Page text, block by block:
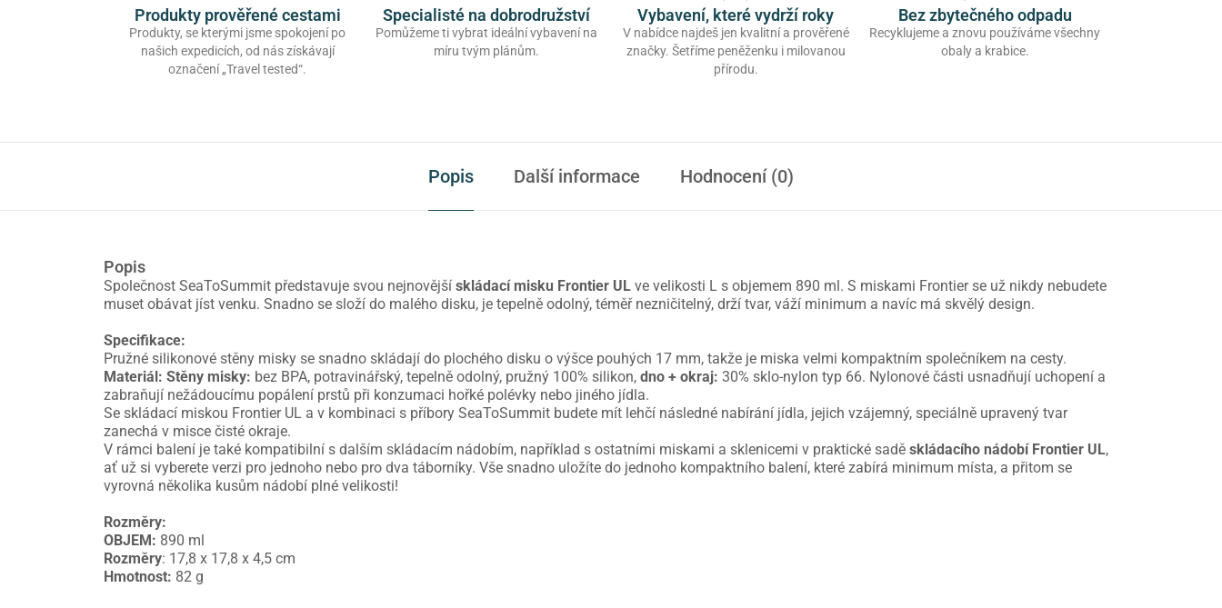
Produkty prověřené cestami
Produkty, se kterými jsme spokojení po
našich expedicích, od nás získávají
označení „Travel tested“.
Specialisté na dobrodružství
Pomůžeme ti vybrat ideální vybavení na
míru tvým plánům.
Vybavení, které vydrží roky
V nabídce najdeš jen kvalitní a prověřené
značky. Šetříme peněženku i milovanou
přírodu.
Bez zbytečného odpadu
Recyklujeme a znovu používáme všechny
obaly a krabice.
Popis Další informace Hodnocení (0)
Popis
Společnost SeaToSummit představuje svou nejnovější skládací misku Frontier UL ve velikosti L s objemem 890 ml. S miskami Frontier se už nikdy nebudete
muset obávat jíst venku. Snadno se složí do malého disku, je tepelně odolný, téměř nezničitelný, drží tvar, váží minimum a navíc má skvělý design.
Specifikace:
Pružné silikonové stěny misky se snadno skládají do plochého disku o výšce pouhých 17 mm, takže je miska velmi kompaktním společníkem na cesty.
Materiál: Stěny misky: bez BPA, potravinářský, tepelně odolný, pružný 100% silikon, dno + okraj: 30% sklo-nylon typ 66. Nylonové části usnadňují uchopení a
zabraňují nežádoucímu popálení prstů při konzumaci hořké polévky nebo jiného jídla.
Se skládací miskou Frontier UL a v kombinaci s příbory SeaToSummit budete mít lehčí následné nabírání jídla, jejich vzájemný, speciálně upravený tvar
zanechá v misce čisté okraje.
V rámci balení je také kompatibilní s dalším skládacím nádobím, například s ostatními miskami a sklenicemi v praktické sadě skládacího nádobí Frontier UL,
ať už si vyberete verzi pro jednoho nebo pro dva táborníky. Vše snadno uložíte do jednoho kompaktního balení, které zabírá minimum místa, a přitom se
vyrovná několika kusům nádobí plné velikosti!
Rozměry:
OBJEM: 890 ml
Rozměry: 17,8 x 17,8 x 4,5 cm
Hmotnost: 82 g